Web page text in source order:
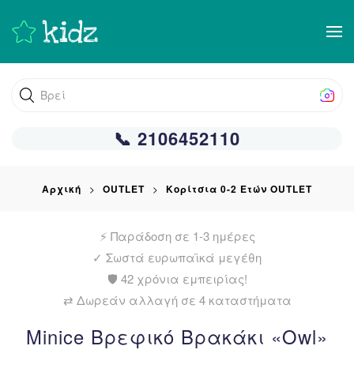
Skip
to
content
Βρείτε αυτό
📞 2106452110
Αρχική OUTLET Κορίτσια 0-2 Ετών OUTLET
⚡ Παράδοση σε 1-3 ημέρες
✓ Σωστά ευρωπαϊκά μεγέθη
🛡️ 42 χρόνια εμπειρίας!
⇄ Δωρεάν αλλαγή σε 4 καταστήματα
Minice Βρεφικό Βρακάκι «Owl»